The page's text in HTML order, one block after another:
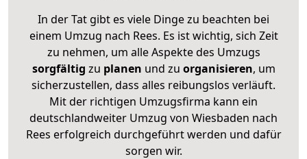
In der Tat gibt es viele Dinge zu beachten bei
einem Umzug nach Rees. Es ist wichtig, sich Zeit
zu nehmen, um alle Aspekte des Umzugs
sorgfältig zu planen und zu organisieren, um
sicherzustellen, dass alles reibungslos verläuft.
Mit der richtigen Umzugsfirma kann ein
deutschlandweiter Umzug von Wiesbaden nach
Rees erfolgreich durchgeführt werden und dafür
sorgen wir.